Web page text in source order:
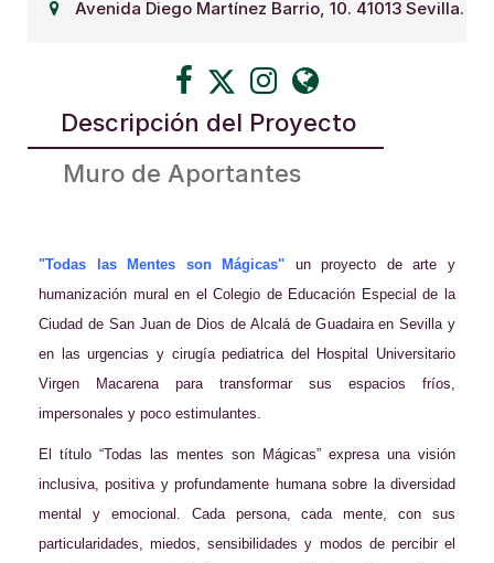
Descripción del Proyecto
Muro de Aportantes
"Todas las Mentes son Mágicas"
un proyecto de arte y
humanización mural en el Colegio de Educación Especial de la
Ciudad de San Juan de Dios de Alcalá de Guadaira en Sevilla y
en las urgencias y cirugía pediatrica del Hospital Universitario
Virgen Macarena para transformar sus espacios fríos,
impersonales y poco estimulantes.
El título “Todas las mentes son Mágicas” expresa una visión
inclusiva, positiva y profundamente humana sobre la diversidad
mental y emocional. Cada persona, cada mente, con sus
particularidades, miedos, sensibilidades y modos de percibir el
Avenida Diego Martínez Barrio, 10. 41013 Sevilla.